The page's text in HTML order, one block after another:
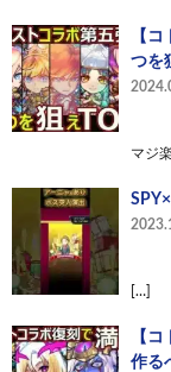
【
つを
マジ
[…]
【
作る